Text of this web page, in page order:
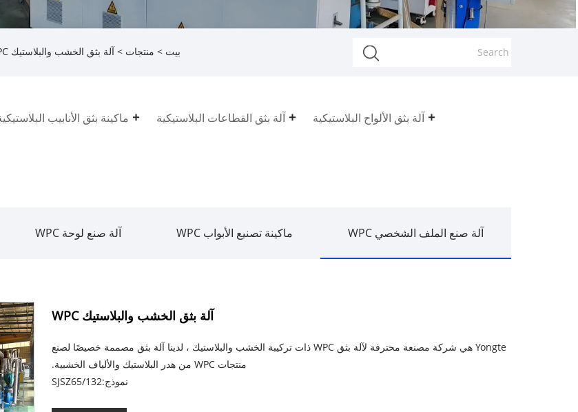
بيت > منتجات >آلة بثق الخشب والبلاستيك WPC
ماكينة بثق الأنابيب آلة بثق القطاعات البلاستيكية آلة بثق الألواح البلاستيكية
آلة صنع الملف الشخصي WPC ماكينة تصنيع الأبواب WPC آلة صنع لوحة WPC
آلة بثق الخشب والبلاستيك WPC
Yongte هي شركة مصنعة محترفة لآلة بثق WPC ذات تركيبة الخشب والبلاستيك ، لدينا آلة بثق مصممة خصيصًا لصنع
منتجات WPC من هدر البلاستيك والألياف الخشبية.
نموذج:SJSZ65/132